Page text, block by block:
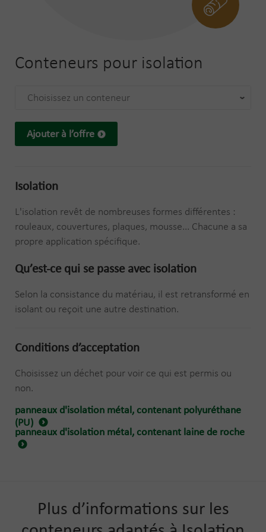
Conteneurs pour isolation
Choisissez un conteneur
Ajouter à l’offre
Isolation
L'isolation revêt de nombreuses formes différentes :
rouleaux, couvertures, plaques, mousse... Chacune a sa
propre application spécifique.
Qu’est-ce qui se passe avec isolation
Selon la consistance du matériau, il est retransformé en
isolant ou reçoit une autre destination.
Conditions d’acceptation
Choisissez un déchet pour voir ce qui est permis ou
non.
panneaux d'isolation métal, contenant polyuréthane
(PU)
panneaux d'isolation métal, contenant laine de roche
Plus d’informations sur les